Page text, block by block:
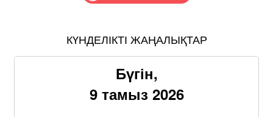
КҮНДЕЛІКТІ ЖАҢАЛЫҚТАР
Бүгін,
9 тамыз 2026